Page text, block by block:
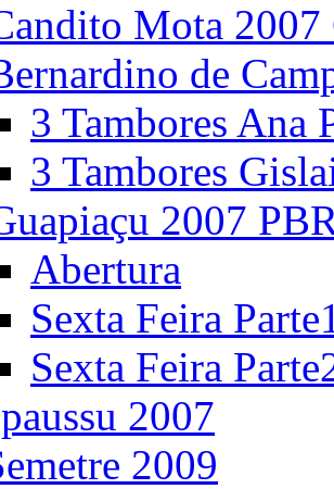
Mota 2007
de
3 Tambores Ana
3 Tambores
2007
Abertura
Sexta Feira
Sexta Feira
2007
2009